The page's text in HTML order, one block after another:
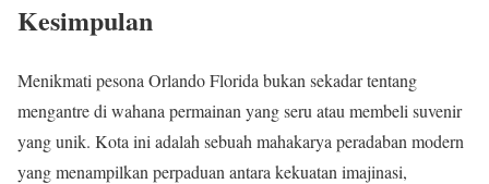
Kesimpulan
Menikmati pesona Orlando Florida bukan sekadar tentang
mengantre di wahana permainan yang seru atau membeli suvenir
yang unik. Kota ini adalah sebuah mahakarya peradaban modern
yang menampilkan perpaduan antara kekuatan imajinasi,